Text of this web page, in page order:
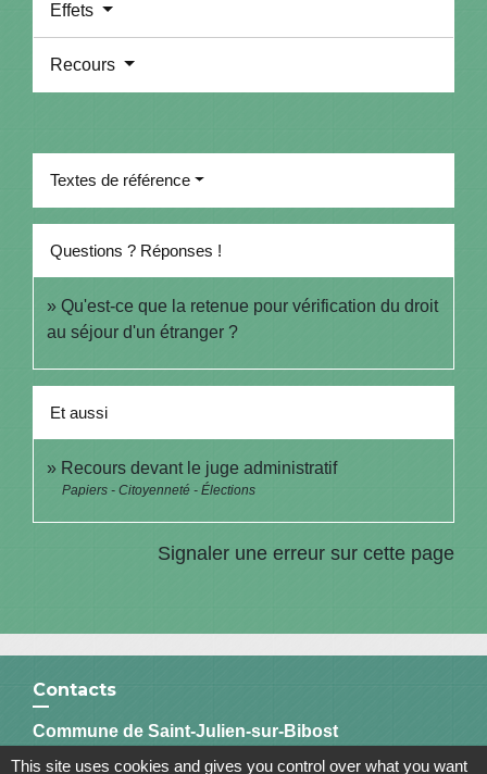
Effets
Recours
Textes de référence
Questions ? Réponses !
Qu'est-ce que la retenue pour vérification du droit
au séjour d'un étranger ?
Et aussi
Recours devant le juge administratif
Papiers - Citoyenneté - Élections
Signaler une erreur sur cette page
Contacts
Commune de Saint-Julien-sur-Bibost
1, Place de la Mairie
This site uses cookies and gives you control over what you want